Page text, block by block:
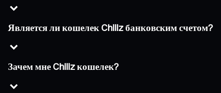
Является ли кошелек Chiliz банковским счетом?
Зачем мне Chiliz кошелек?